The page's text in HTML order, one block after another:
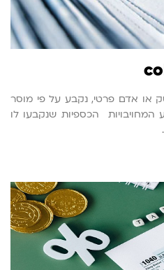
או אדם פרטי, נקבע על פי מוסר
המחויבויות הכספיות שנקבעו לו